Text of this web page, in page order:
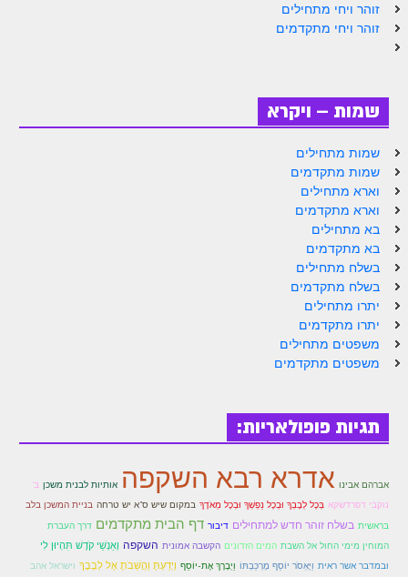
ספר הזוהר
גדולי ישראל על הזוהר
הקדשות על דיסקים
לאתר הבית
הרב אדם סיני
לבלוג הרב
לדף היומי בתע"ס
הזמן סט זוהר
ספרים להורדה
מנוע חיפוש בכתבי בעל הסולם
חנות ספרים
זוהר ויחי מתחילים
זוהר ויחי מתקדמים
שמות – ויקרא
שמות מתחילים
שמות מתקדמים
וארא מתחילים
וארא מתקדמים
בא מתחילים
בא מתקדמים
בשלח מתחילים
בשלח מתקדמים
יתרו מתחילים
יתרו מתקדמים
משפטים מתחילים
משפטים מתקדמים
תגיות פופולאריות:
אברהם אבינו אדרא רבא השקפה אותיות לבנית משכן ב'
נוקבי דפרדשקא בְּכָל לְבָבְךָ וּבְכָל נַפְשְׁךָ וּבְכָל מְאֹדֶךָ במקום שיש ס"א יש טרחה בניית המשכן בלב
בראשית בשלח זוהר חדש למתחילים דיבור דף הבית מתקדמים דרך העברת
המוחין מימי החול אל השבת המים הזדונים הקשבה אמונית השקפה וְאַנְשֵׁי קֹדֶשׁ תִּהְיוּן לִי
ובמדבר אשר ראית וַיֶּאְסֹר יוֹסֵף מֶרְכַּבְתּוֹ וַיְבָרֶךְ אֶת-יוֹסֵף וְיָדַעְתָּ וַהֲשֵׁבֹתָ אֶל לְבָבֶךָ וישראל אהב